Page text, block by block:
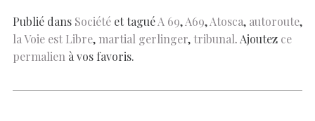
o
k
p
p
n er n
k
Publié dans Société et taguéA 69,A69,Atosca, autoroute,
la Voie est Libre, martial gerlinger, tribunal. Ajoutez ce
permalien à vos favoris.